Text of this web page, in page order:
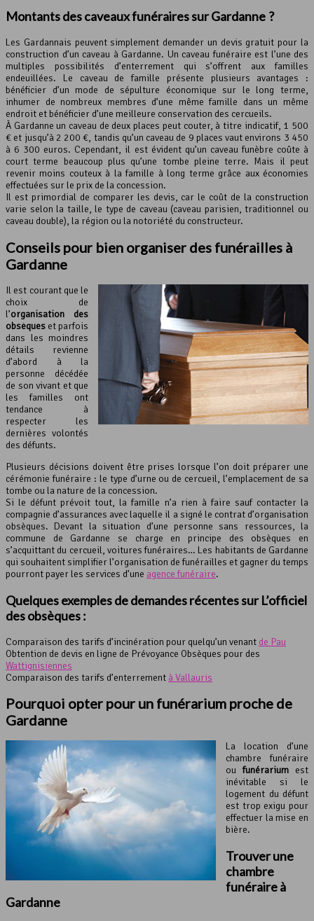
Montants des caveaux funéraires sur Gardanne ?
Les Gardannais peuvent simplement demander un devis gratuit pour la
construction d’un caveau à Gardanne. Un caveau funéraire est l’une des
multiples possibilités d’enterrement qui s’offrent aux familles
endeuillées. Le caveau de famille présente plusieurs avantages :
bénéficier d’un mode de sépulture économique sur le long terme,
inhumer de nombreux membres d’une même famille dans un même
endroit et bénéficier d’une meilleure conservation des cercueils.
À Gardanne un caveau de deux places peut couter, à titre indicatif, 1 500
€ et jusqu’à 2 200 €, tandis qu’un caveau de 9 places vaut environs 3 450
à 6 300 euros. Cependant, il est évident qu’un caveau funèbre coûte à
court terme beaucoup plus qu’une tombe pleine terre. Mais il peut
revenir moins couteux à la famille à long terme grâce aux économies
effectuées sur le prix de la concession.
Il est primordial de comparer les devis, car le coût de la construction
varie selon la taille, le type de caveau (caveau parisien, traditionnel ou
caveau double), la région ou la notoriété du constructeur.
Conseils pour bien organiser des funérailles à
Gardanne
Il est courant que le
choix de
l’organisation des
obsèques et parfois
dans les moindres
détails revienne
d’abord à la
personne décédée
de son vivant et que
les familles ont
tendance à
respecter les
dernières volontés
des défunts.
Plusieurs décisions doivent être prises lorsque l’on doit préparer une
cérémonie funéraire : le type d’urne ou de cercueil, l’emplacement de sa
tombe ou la nature de la concession.
Si le défunt prévoit tout, la famille n’a rien à faire sauf contacter la
compagnie d’assurances avec laquelle il a signé le contrat d’organisation
obsèques. Devant la situation d’une personne sans ressources, la
commune de Gardanne se charge en principe des obsèques en
s’acquittant du cercueil, voitures funéraires… Les habitants de Gardanne
qui souhaitent simplifier l’organisation de funérailles et gagner du temps
pourront payer les services d’une agence funéraire.
Quelques exemples de demandes récentes sur L’officiel
des obsèques :
Comparaison des tarifs d’incinération pour quelqu’un venant de Pau
Obtention de devis en ligne de Prévoyance Obsèques pour des
Wattignisiennes
Comparaison des tarifs d’enterrement à Vallauris
Pourquoi opter pour un funérarium proche de
Gardanne
La location d’une
chambre funéraire
oufunérarium est
inévitable si le
logement du défunt
est trop exigu pour
effectuer la mise en
bière.
Trouver une
chambre
funéraire à
Gardanne